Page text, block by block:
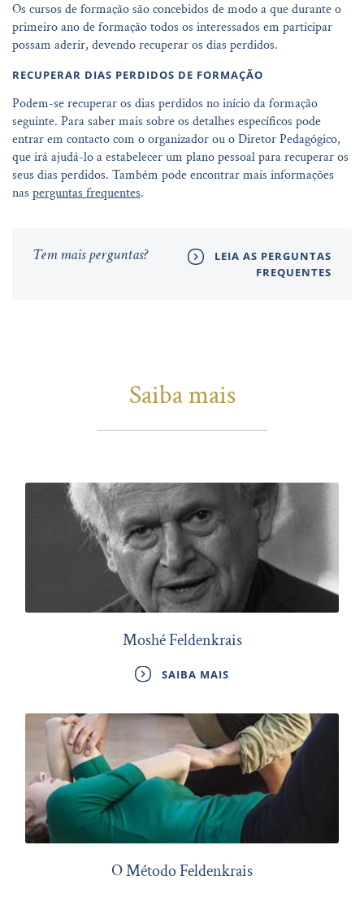
Os cursos de formação são concebidos de modo a que durante o
primeiro ano de formação todos os interessados em participar
possam aderir, devendo recuperar os dias perdidos.
RECUPERAR DIAS PERDIDOS DE FORMAÇÃO
Podem-se recuperar os dias perdidos no início da formação
seguinte. Para saber mais sobre os detalhes específicos pode
entrar em contacto com o organizador ou o Diretor Pedagógico,
que irá ajudá-lo a estabelecer um plano pessoal para recuperar os
seus dias perdidos. Também pode encontrar mais informações
nas perguntas frequentes.
Tem mais perguntas?
LEIA AS PERGUNTAS
FREQUENTES
Saiba mais
Moshé Feldenkrais
SAIBA MAIS
O Método Feldenkrais